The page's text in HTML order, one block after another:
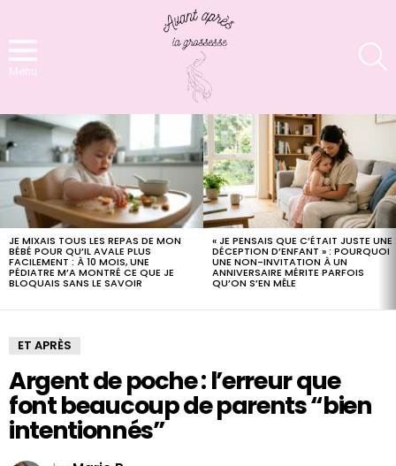
Menu
LATEST
STORIES
JE MIXAIS TOUS LES REPAS DE MON
BÉBÉ POUR QU’IL AVALE PLUS
FACILEMENT : À 10 MOIS, UNE
PÉDIATRE M’A MONTRÉ CE QUE JE
BLOQUAIS SANS LE SAVOIR
« JE PENSAIS QUE C’ÉTAIT JUSTE UNE
DÉCEPTION D’ENFANT » : POURQUOI
UNE NON-INVITATION À UN
ANNIVERSAIRE MÉRITE PARFOIS
QU’ON S’EN MÊLE
ET APRÈS
Argent de poche : l’erreur que
font beaucoup de parents “bien
intentionnés”